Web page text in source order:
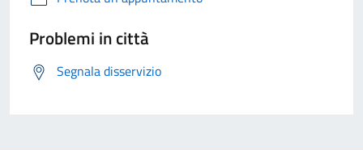
Problemi in città
Segnala disservizio